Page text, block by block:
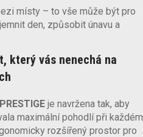
místy – to vše může být pro
den, způsobit únavu a
který vás nenechá na
je navržena tak, aby
maximální pohodlí při každém
rozšířený prostor pro